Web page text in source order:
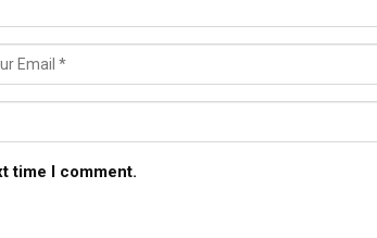
time I comment.